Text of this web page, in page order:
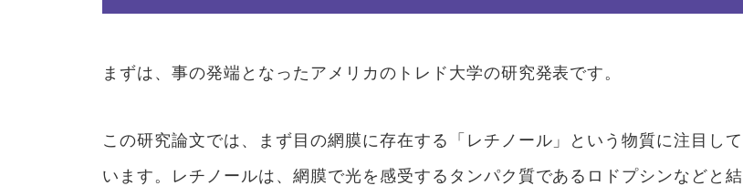
まずは、事の発端となったアメリカのトレド大学の研究発表です。
この研究論文では、まず目の網膜に存在する「レチノール」という物質に注目して
います。レチノールは、網膜で光を感受するタンパク質であるロドプシンなどと結